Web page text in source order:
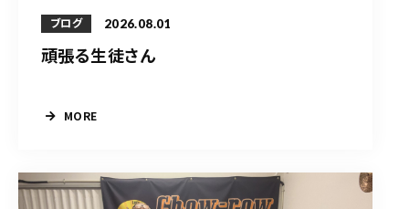
ブログ 2026.08.01
頑張る生徒さん
MORE